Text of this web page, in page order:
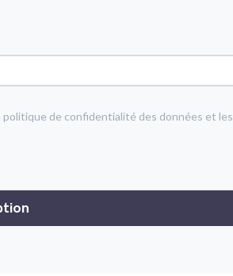
de confidentialité des données et les